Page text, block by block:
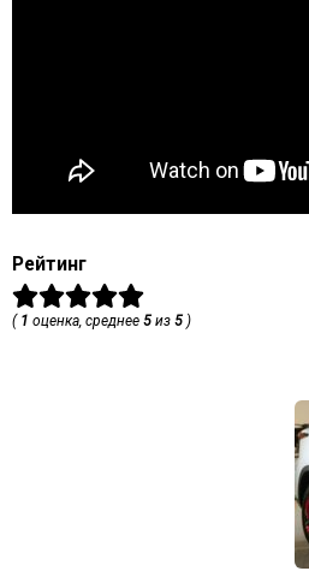
Рейтинг
( 1 оценка, среднее 5 из 5 )